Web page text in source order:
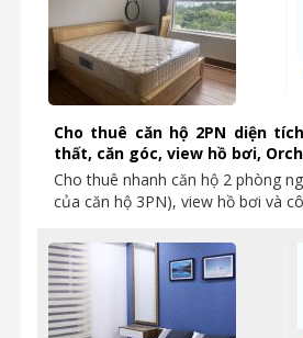
Cho thuê căn hộ 2PN diện
thất, căn góc, view hồ bơi,
Cho thuê nhanh căn hộ 2 phòng
của căn hộ 3PN), view hồ bơi và